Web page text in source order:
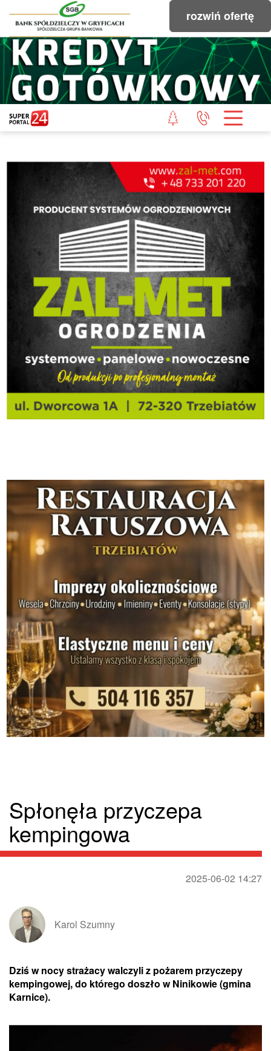
rozwiń ofertę
Spłonęła przyczepa
kempingowa
2025-06-02 14:27
Karol Szumny
Dziś w nocy strażacy walczyli z pożarem przyczepy
kempingowej, do którego doszło w Ninikowie (gmina
Karnice).